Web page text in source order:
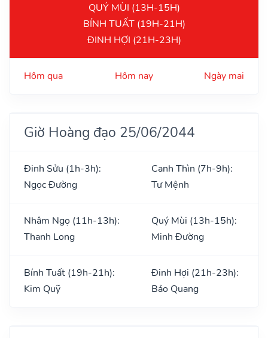
QUÝ MÙI (13H-15H)
BÍNH TUẤT (19H-21H)
ĐINH HỢI (21H-23H)
Hôm qua Hôm nay Ngày mai
Giờ Hoàng đạo 25/06/2044
Đinh Sửu (1h-3h):
Ngọc Đường
Canh Thìn (7h-9h):
Tư Mệnh
Nhâm Ngọ (11h-13h):
Thanh Long
Quý Mùi (13h-15h):
Minh Đường
Bính Tuất (19h-21h):
Kim Quỹ
Đinh Hợi (21h-23h):
Bảo Quang